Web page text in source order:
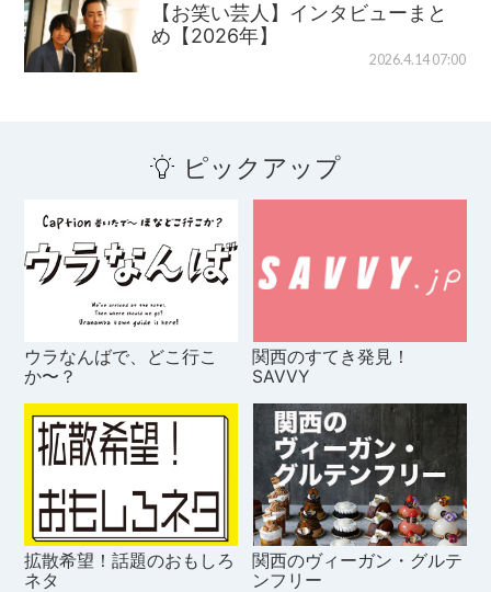
【お笑い芸人】インタビューまと
め【2026年】
2026.4.14 07:00
ピックアップ
ウラなんばで、どこ行こ
か〜？
関西のすてき発見！
SAVVY
拡散希望！話題のおもしろ
ネタ
関西のヴィーガン・グルテ
ンフリー